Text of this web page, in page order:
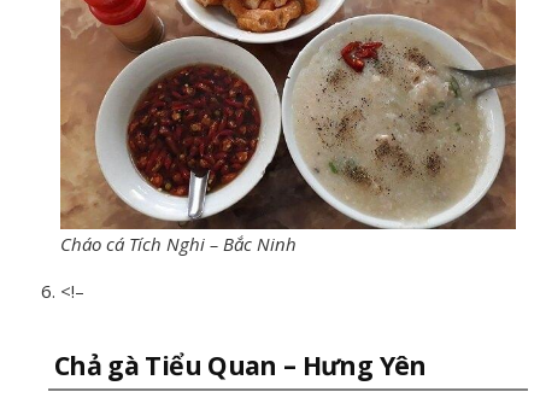
Cháo cá Tích Nghi – Bắc Ninh
<!–
Chả gà Tiểu Quan – Hưng Yên